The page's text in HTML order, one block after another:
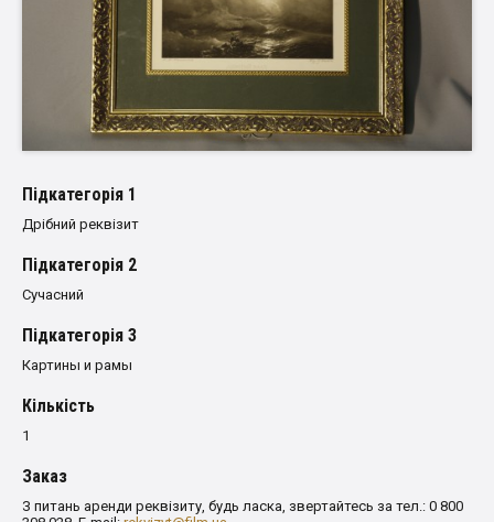
Пiдкатегорiя 1
Дрібний реквізит
Пiдкатегорiя 2
Сучасний
Пiдкатегорiя 3
Картины и рамы
Кількість
1
Заказ
З питань аренди реквізиту, будь ласка, звертайтесь за тел.: 0 800